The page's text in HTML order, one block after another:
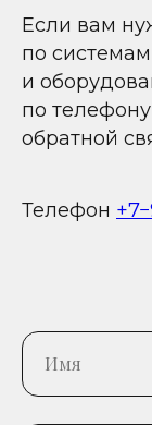
Если вам
по
и
по
обратной
Телефон